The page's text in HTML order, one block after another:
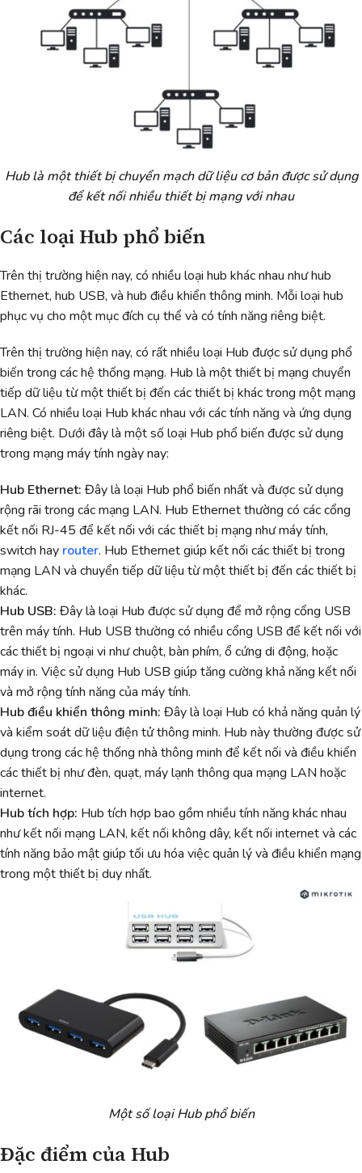
Hub là một thiết bị chuyển mạch dữ liệu cơ bản được sử dụng
để kết nối nhiều thiết bị mạng với nhau
Các loại Hub phổ biến
Trên thị trường hiện nay, có nhiều loại hub khác nhau như hub
Ethernet, hub USB, và hub điều khiển thông minh. Mỗi loại hub
phục vụ cho một mục đích cụ thể và có tính năng riêng biệt.
Trên thị trường hiện nay, có rất nhiều loại Hub được sử dụng phổ
biến trong các hệ thống mạng. Hub là một thiết bị mạng chuyển
tiếp dữ liệu từ một thiết bị đến các thiết bị khác trong một mạng
LAN. Có nhiều loại Hub khác nhau với các tính năng và ứng dụng
riêng biệt. Dưới đây là một số loại Hub phổ biến được sử dụng
trong mạng máy tính ngày nay:
Hub Ethernet: Đây là loại Hub phổ biến nhất và được sử dụng
rộng rãi trong các mạng LAN. Hub Ethernet thường có các cổng
kết nối RJ-45 để kết nối với các thiết bị mạng như máy tính,
switch hay router. Hub Ethernet giúp kết nối các thiết bị trong
mạng LAN và chuyển tiếp dữ liệu từ một thiết bị đến các thiết bị
khác.
Hub USB: Đây là loại Hub được sử dụng để mở rộng cổng USB
trên máy tính. Hub USB thường có nhiều cổng USB để kết nối với
các thiết bị ngoại vi như chuột, bàn phím, ổ cứng di động, hoặc
máy in. Việc sử dụng Hub USB giúp tăng cường khả năng kết nối
và mở rộng tính năng của máy tính.
Hub điều khiển thông minh: Đây là loại Hub có khả năng quản lý
và kiểm soát dữ liệu điện tử thông minh. Hub này thường được sử
dụng trong các hệ thống nhà thông minh để kết nối và điều khiển
các thiết bị như đèn, quạt, máy lạnh thông qua mạng LAN hoặc
internet.
Hub tích hợp: Hub tích hợp bao gồm nhiều tính năng khác nhau
như kết nối mạng LAN, kết nối không dây, kết nối internet và các
tính năng bảo mật giúp tối ưu hóa việc quản lý và điều khiển mạng
trong một thiết bị duy nhất.
Một số loại Hub phổ biến
Đặc điểm của Hub